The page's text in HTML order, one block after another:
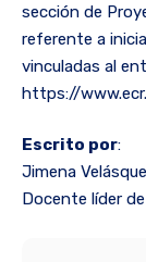
sección de
referente a
vinculadas al
https://
Escrito por:
Jimena
Docente líder